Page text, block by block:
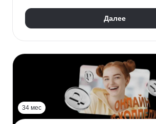
Научиться программировать
СПО
Далее
34 мес